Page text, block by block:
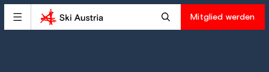
Mitglied werden